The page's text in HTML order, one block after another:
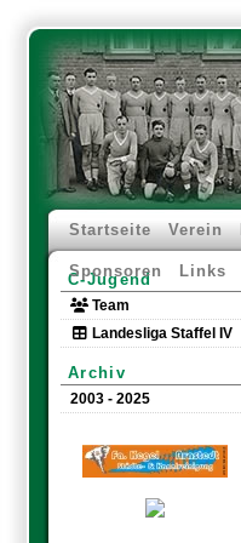
Startseite Verein
Sponsoren Links
C-Jugend
Team
Landesliga Staffel IV
Archiv
2003 - 2025